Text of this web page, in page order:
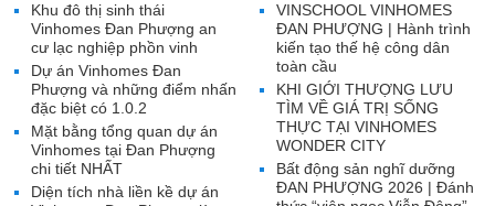
VINSCHOOL VINHOMES
ĐAN PHƯỢNG | Hành trình
kiến tạo thế hệ công dân
toàn cầu
KHI GIỚI THƯỢNG LƯU
TÌM VỀ GIÁ TRỊ SỐNG
THỰC TẠI VINHOMES
WONDER CITY
Bất động sản nghĩ dưỡng
ĐAN PHƯỢNG 2026 | Đánh
Khu đô thị sinh thái
Vinhomes Đan Phượng an
cư lạc nghiệp phồn vinh
Dự án Vinhomes Đan
Phượng và những điểm nhấn
đặc biệt có 1.0.2
Mặt bằng tổng quan dự án
Vinhomes tại Đan Phượng
chi tiết NHẤT
Diện tích nhà liền kề dự án